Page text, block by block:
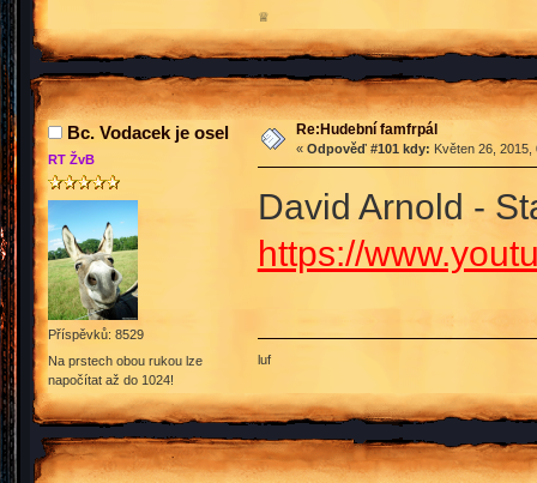
♕
Bc. Vodacek je osel
RT ŽvB
Příspěvků: 8529
Na prstech obou rukou lze
napočítat až do 1024!
Re:Hudební famfrpál
« Odpověď #101 kdy: Květen 26, 2015,
David Arnold -
https://
luf